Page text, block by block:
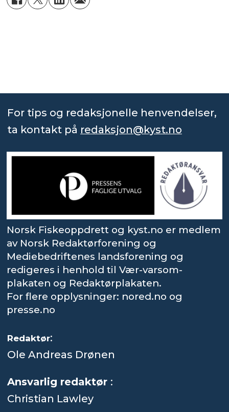
For tips og redaksjonelle henvendelser,
ta kontakt på redaksjon@kyst.no
Norsk Fiskeoppdrett og kyst.no er medlem
av Norsk Redaktørforening og
Mediebedriftenes landsforening og
redigeres i henhold til Vær-varsom-
plakaten og Redaktørplakaten.
For flere opplysninger: nored.no og
presse.no
Redaktør:
Ole Andreas Drønen
Ansvarlig redaktør :
Christian Lawley